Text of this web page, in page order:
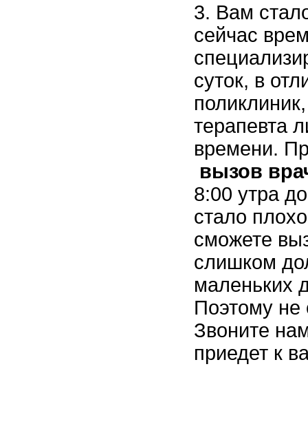
3. Вам
сейчас
суток, в
терапевта
времени.
вызов
8:00 утра
стало
сможете
слишком
маленьких
Поэтому не
Звоните
приедет к